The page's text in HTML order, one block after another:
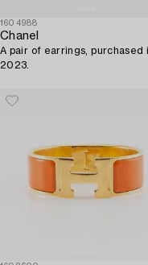
1604988
Chanel
A pair of earrings, purchased
2023.